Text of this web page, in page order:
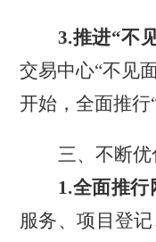
3.推进“不
交易中心“不见
开始，全面推行
三、不断
1.全面推行
服务、项目登